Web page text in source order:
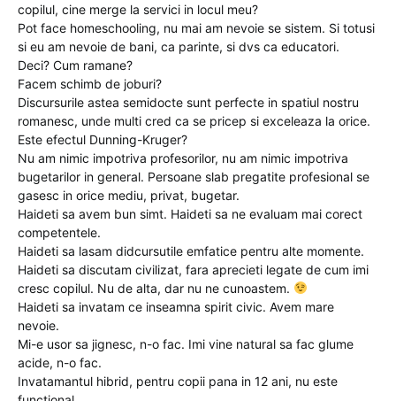
copilul, cine merge la servici in locul meu?
Pot face homeschooling, nu mai am nevoie se sistem. Si totusi
si eu am nevoie de bani, ca parinte, si dvs ca educatori.
Deci? Cum ramane?
Facem schimb de joburi?
Discursurile astea semidocte sunt perfecte in spatiul nostru
romanesc, unde multi cred ca se pricep si exceleaza la orice.
Este efectul Dunning-Kruger?
Nu am nimic impotriva profesorilor, nu am nimic impotriva
bugetarilor in general. Persoane slab pregatite profesional se
gasesc in orice mediu, privat, bugetar.
Haideti sa avem bun simt. Haideti sa ne evaluam mai corect
competentele.
Haideti sa lasam didcursutile emfatice pentru alte momente.
Haideti sa discutam civilizat, fara aprecieti legate de cum imi
cresc copilul. Nu de alta, dar nu ne cunoastem.
Haideti sa invatam ce inseamna spirit civic. Avem mare
nevoie.
Mi-e usor sa jignesc, n-o fac. Imi vine natural sa fac glume
acide, n-o fac.
Invatamantul hibrid, pentru copii pana in 12 ani, nu este